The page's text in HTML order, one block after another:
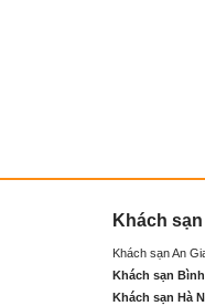
Khách
Khách sạn An
Khách sạn
Khách sạn Hà